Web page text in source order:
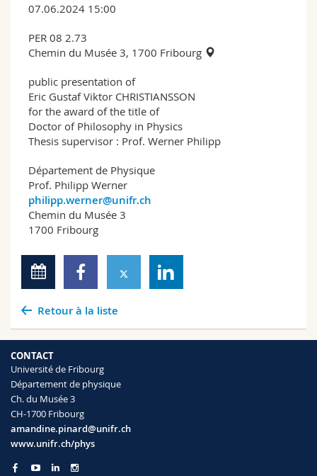
07.06.2024 15:00
PER 08 2.73
Chemin du Musée 3, 1700 Fribourg
public presentation of
Eric Gustaf Viktor CHRISTIANSSON
for the award of the title of
Doctor of Philosophy in Physics
Thesis supervisor : Prof. Werner Philipp
Département de Physique
Prof. Philipp Werner
philipp.werner@unifr.ch
Chemin du Musée 3
1700 Fribourg
Retour à la liste
CONTACT
Université de Fribourg
Département de physique
Ch. du Musée 3
CH-1700 Fribourg
amandine.pinard@unifr.ch
www.unifr.ch/phys